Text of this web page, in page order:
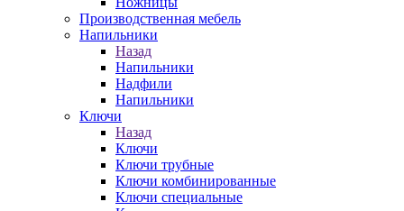
Производственная мебель
Напильники
Назад
Напильники
Надфили
Напильники
Ключи
Назад
Ключи
Ключи трубные
Ключи комбинированные
Ключи специальные